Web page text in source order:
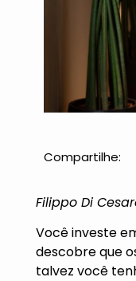
Compartilhe:
Filippo Di
Você investe
descobre que
talvez você